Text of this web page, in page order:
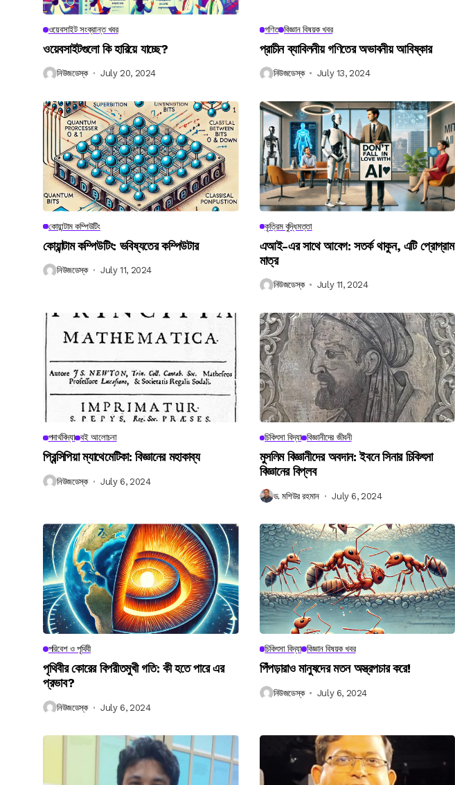
ওয়েবসাইট সংক্রান্ত খবর
ওয়েবসাইটগুলো কি হারিয়ে যাচ্ছে?
নিউজডেস্ক July 20, 2024
গণিত বিজ্ঞান বিষয়ক খবর
প্রাচীন ব্যাবিলনীয় গণিতের অভাবনীয় আবিষ্কার
নিউজডেস্ক July 13, 2024
কোয়ান্টাম কম্পিউটিং
কোয়ান্টাম কম্পিউটিং: ভবিষ্যতের কম্পিউটার
নিউজডেস্ক July 11, 2024
কৃত্রিম বুদ্ধিমত্তা
এআই-এর সাথে আবেগ: সতর্ক থাকুন, এটি প্রোগ্রাম
মাত্র
নিউজডেস্ক July 11, 2024
পদার্থবিদ্যা বই আলোচনা
প্রিন্সিপিয়া ম্যাথেমেটিকা: বিজ্ঞানের মহাকাব্য
নিউজডেস্ক July 6, 2024
চিকিৎসা বিদ্যা বিজ্ঞানীদের জীবনী
মুসলিম বিজ্ঞানীদের অবদান: ইবনে সিনার চিকিৎসা
বিজ্ঞানের বিপ্লব
ড. মশিউর রহমান July 6, 2024
পরিবেশ ও পৃথিবী
পৃথিবীর কোরের বিপরীতমুখী গতি: কী হতে পারে এর
প্রভাব?
নিউজডেস্ক July 6, 2024
চিকিৎসা বিদ্যা বিজ্ঞান বিষয়ক খবর
পিঁপড়ারাও মানুষদের মতন অস্ত্রপচার করে!
নিউজডেস্ক July 6, 2024